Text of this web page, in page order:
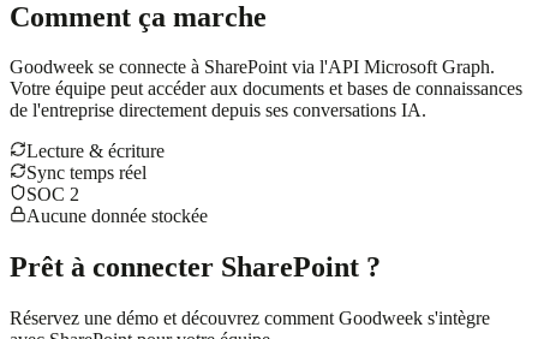
Comment ça marche
Goodweek se connecte à SharePoint via l'API Microsoft Graph.
Votre équipe peut accéder aux documents et bases de connaissances
de l'entreprise directement depuis ses conversations IA.
Lecture & écriture
Sync temps réel
SOC 2
Aucune donnée stockée
Prêt à connecter SharePoint ?
Réservez une démo et découvrez comment Goodweek s'intègre